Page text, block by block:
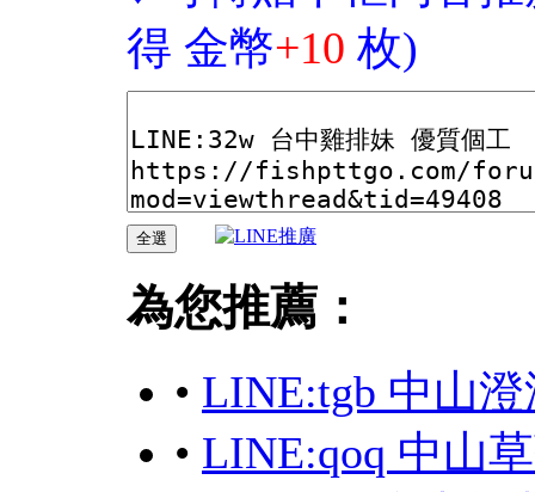
得 金幣+10 枚)
為您推薦：
• LINE:tgb 中山
• LINE:qoq 中山